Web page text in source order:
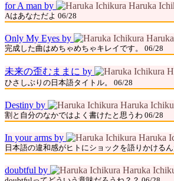
for A man by Haruka
Aはあなただよ 06/28
Only My Eyes by
完成した曲はめちゃめちゃキレイです。 06/28
未来の歪むままに by
ひさしぶりの日本語タイトル。 06/28
Destiny by Haruka
割と自分のなかではよく書けたと思うわ 06/28
In your arms by Haruka
日本語の違和感がヒトにショックを語りかける
doubtful by Haruka